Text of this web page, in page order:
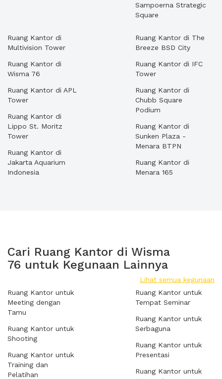
Sampoerna Strategic
Square
Ruang Kantor di
Multivision Tower
Ruang Kantor di
Wisma 76
Ruang Kantor di APL
Tower
Ruang Kantor di
Lippo St. Moritz
Tower
Ruang Kantor di
Jakarta Aquarium
Indonesia
Ruang Kantor di The
Breeze BSD City
Ruang Kantor di IFC
Tower
Ruang Kantor di
Chubb Square
Podium
Ruang Kantor di
Sunken Plaza -
Menara BTPN
Ruang Kantor di
Menara 165
Cari Ruang Kantor di Wisma
76 untuk Kegunaan Lainnya
Lihat semua kegunaan
Ruang Kantor untuk
Meeting dengan
Tamu
Ruang Kantor untuk
Shooting
Ruang Kantor untuk
Training dan
Pelatihan
Ruang Kantor untuk
Tempat Seminar
Ruang Kantor untuk
Serbaguna
Ruang Kantor untuk
Presentasi
Ruang Kantor untuk